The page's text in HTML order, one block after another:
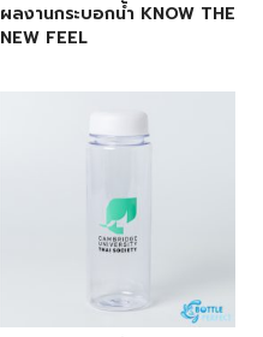
ผลงานกระบอกน้ำ KNOW THE
NEW FEEL